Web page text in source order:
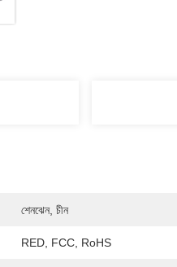
শেনঝেন, চীন
RED, FCC, RoHS